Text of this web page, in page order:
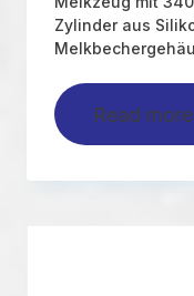
Zylinder aus
Read more